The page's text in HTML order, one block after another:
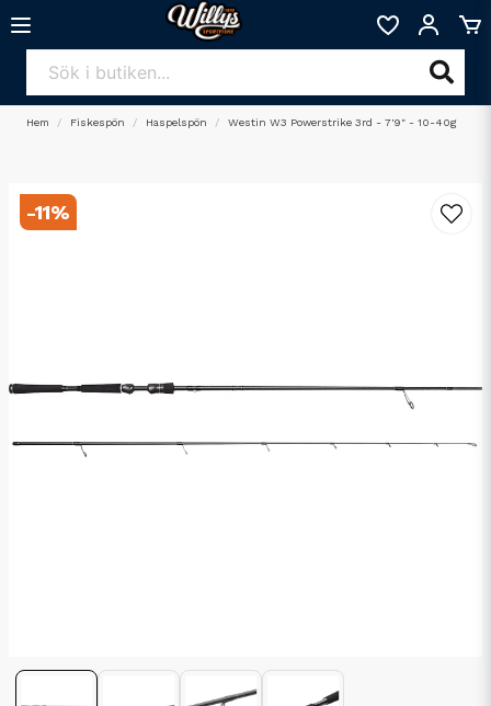
Hem Fiskespön Haspelspön Westin W3 Powerstrike 3rd - 7'9" - 10-40g
-11%